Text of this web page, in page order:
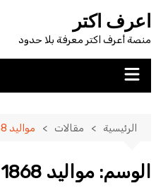
المحتوى
اعرف اكتر
منصة أعرف اكتر معرفة بلا حدود
الرئيسية مقالات مواليد 1868
الوسم: مواليد 1868